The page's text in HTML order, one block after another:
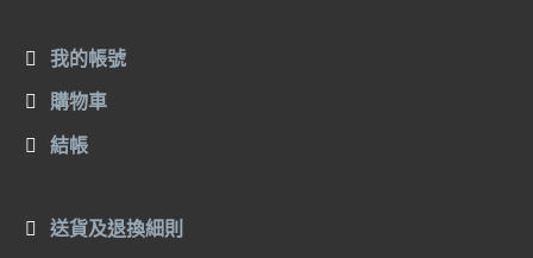
我的帳號
購物車
結帳
送貨及退換細則